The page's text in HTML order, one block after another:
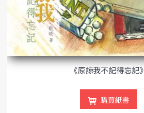
《原諒我不記得忘記》
購買紙書